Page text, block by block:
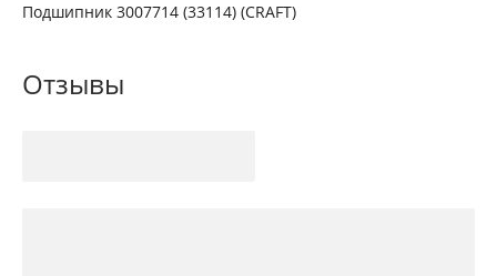
Подшипник 3007714 (33114) (CRAFT)
Отзывы